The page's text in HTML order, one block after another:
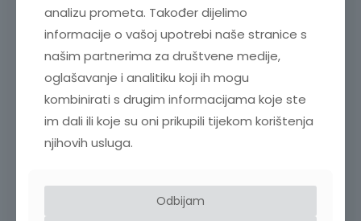
tijekom faza testiranja i razvoja vozila
– Otklanjanje poteškoća i optimizacija industrijskih
procesa snimanjem komunikacije bazirane na
CAN-u između industrijskih kontrolera i uređaja
– Praćenje prijenosa podataka između
zrakoplovnih sustava u avio-industriji
Što je u kutiji
– LR8535 Bežični CAN modul za DAQ
– Upute za upotrebu
– Z3231 Bežični LAN adapter
– Montažna pločica
– Vijci M3×4 (za uporabu s montažnom pločicom)
analizu prometa. Također dijelimo
informacije o vašoj upotrebi naše stranice s
našim partnerima za društvene medije,
oglašavanje i analitiku koji ih mogu
kombinirati s drugim informacijama koje ste
im dali ili koje su oni prikupili tijekom korištenja
njihovih usluga.
Odbijam